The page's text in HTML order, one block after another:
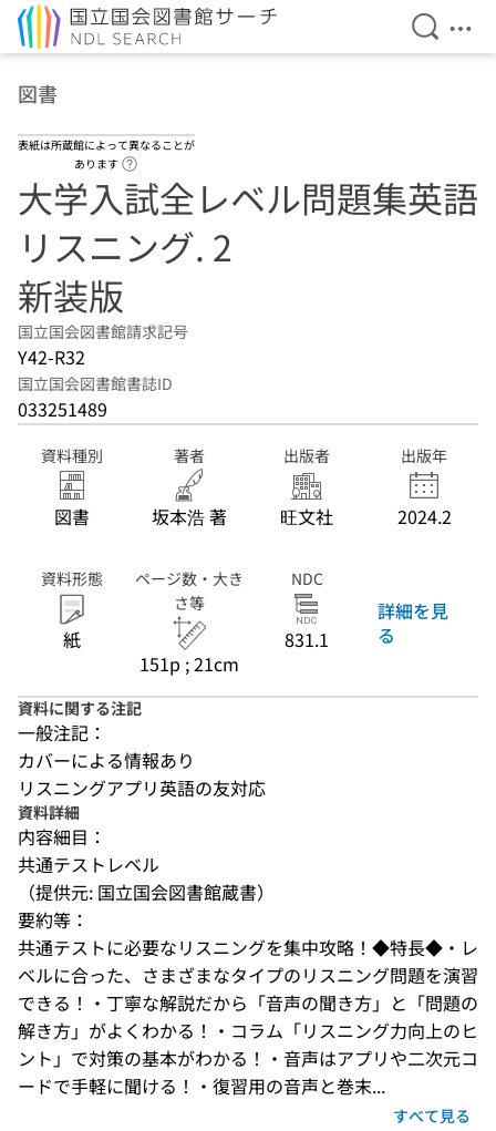
検索を
メ
図書
表紙は所蔵館によって異なることが
あります
大学入試全レベル問題集英語
リスニング. 2
新装版
国立国会図書館請求記号
Y42-R32
国立国会図書館書誌ID
033251489
資料種別
図書
著者
坂本浩 著
出版者
旺文社
出版年
2024.2
資料形態
紙
ページ数・大き
さ等
151p ; 21cm
NDC
831.1
詳細を見
る
資料に関する注記
一般注記：
カバーによる情報あり
リスニングアプリ英語の友対応
資料詳細
内容細目：
共通テストレベル
（提供元: 国立国会図書館蔵書）
要約等：
共通テストに必要なリスニングを集中攻略！◆特長◆・レ
ベルに合った、さまざまなタイプのリスニング問題を演習
できる！・丁寧な解説だから「音声の聞き方」と「問題の
解き方」がよくわかる！・コラム「リスニング力向上のヒ
ント」で対策の基本がわかる！・音声はアプリや二次元コ
ードで手軽に聞ける！・復習用の音声と巻末...
すべて見る